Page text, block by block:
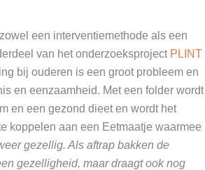
een interventiemethode als een
van het onderzoeksproject PLINT
bij ouderen is een groot probleem en
en eenzaamheid. Met een folder wordt
en een gezond dieet en wordt het
koppelen aan een Eetmaatje waarmee
gezellig. Als aftrap bakken de
gezelligheid, maar draagt ook nog